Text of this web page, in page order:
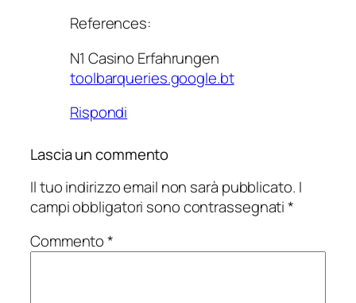
References:
N1 Casino Erfahrungen
toolbarqueries.google.bt
Rispondi
Lascia un commento
Il tuo indirizzo email non sarà pubblicato. I
campi obbligatori sono contrassegnati*
Commento*